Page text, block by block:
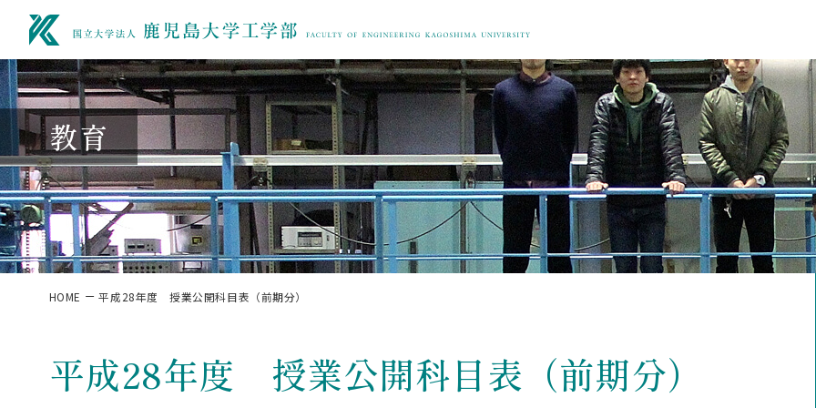
教育
HOME 平成28年度 授業公開科目表（前期分）
平成28年度 授業公開科目表（前期分）